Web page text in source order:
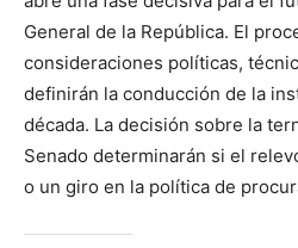
General de la República. El
consideraciones políticas,
definirán la conducción de la
década. La decisión sobre la
Senado determinarán si el
o un giro en la política de